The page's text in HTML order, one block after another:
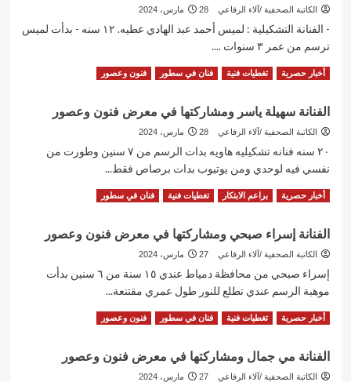
سما
سيد
ومشاركتها
في
معرض
فنون
الكاتبة الصحفية /آلاء الرفاعي 28 مارس، 2024
- الفنانة التشكيلية : لميس أحمد عبد الهادي عطيه. ١٢ سنه - بدأت لميس
ترسم من عمر ٣ سنوات ....
Read More
Read
الفنانة
لميس
ومشاركتها
في
معرض
فنون
أخبار حصرية تغطيات فنية فنان في سطور فنون وعصور
الفنانة سهيلة ياسر ومشاركتها في معرض فنون وعصور
الكاتبة الصحفية /آلاء الرفاعي 28 مارس، 2024
٢٠ سنه فنانه تشكيليه هاويه بدات الرسم من ٧ سنين وطورت من
نفسي فيه لوحدي ومن يوتيوب بدات برصاص فقط...
Read More
Read
الفنانة
سهيلة
ومشاركتها
في
معرض
فنون
أخبار حصرية براعم الابتكار تغطيات فنية فنان في سطور
الفنانة إسراء صبحي ومشاركتها في معرض فنون وعصور
الكاتبة الصحفية /آلاء الرفاعي 27 مارس، 2024
إسراء صبحي من محافظة دمياط عندي ١٥ سنة من ٦ سنين بدأت
موهبة الرسم عندي تطلع للنور طول عمري مقتنعة...
Read More
Read
الفنانة
إسراء
أخبار حصرية تغطيات فنية فنان في سطور فنون وعصور
الفنانة مي جمال ومشاركتها في معرض فنون وعصور
الكاتبة الصحفية /آلاء الرفاعي 27 مارس، 2024